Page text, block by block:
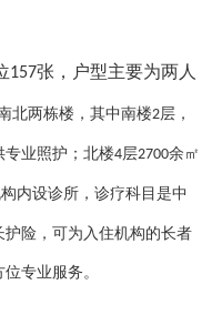
157张，户型主要为两人
北两栋楼，其中南楼2层，
业照护；北楼4层2700余㎡
内设诊所，诊疗科目是中
护险，可为入住机构的长者
专业服务。